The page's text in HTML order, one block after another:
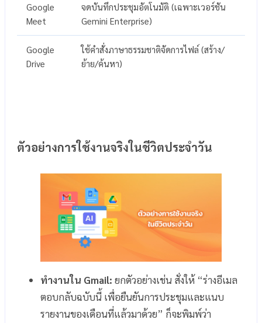
Google
Meet
จดบันทึกประชุมอัตโนมัติ (เฉพาะเวอร์ชัน
Gemini Enterprise)
Google
Drive
ใช้คำสั่งภาษาธรรมชาติจัดการไฟล์ (สร้าง/
ย้าย/ค้นหา)
ตัวอย่างการใช้งานจริงในชีวิตประจำวัน
ทำงานใน Gmail: ยกตัวอย่างเช่น สั่งให้ “ร่างอีเมล
ตอบกลับฉบับนี้ เพื่อยืนยันการประชุมและแนบ
รายงานของเดือนที่แล้วมาด้วย” ก็จะพิมพ์ว่า